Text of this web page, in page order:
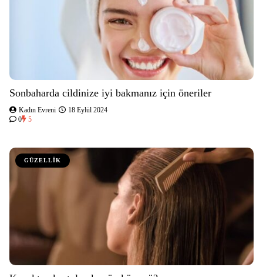
Sonbaharda cildinize iyi bakmanız için öneriler
Kadın Evreni
18 Eylül 2024
0
5
GÜZELLİK